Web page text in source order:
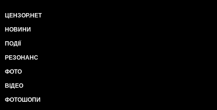
ЦЕНЗОР.НЕТ
НОВИНИ
ПОДІЇ
РЕЗОНАНС
ФОТО
ВІДЕО
ФОТОШОПИ